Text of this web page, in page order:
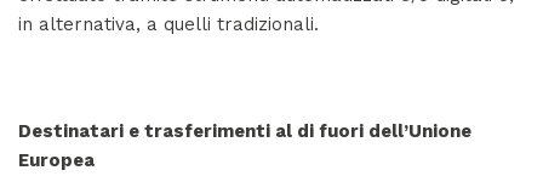
in alternativa, a quelli tradizionali.
Destinatari e trasferimenti al di fuori dell’Unione
Europea